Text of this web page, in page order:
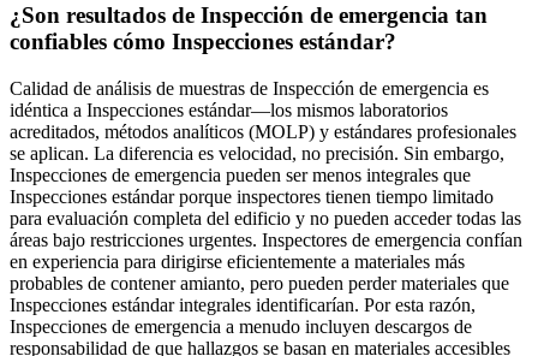
¿Son resultados de Inspección de emergencia tan
confiables cómo Inspecciones estándar?
Calidad de análisis de muestras de Inspección de emergencia es
idéntica a Inspecciones estándar—los mismos laboratorios
acreditados, métodos analíticos (MOLP) y estándares profesionales
se aplican. La diferencia es velocidad, no precisión. Sin embargo,
Inspecciones de emergencia pueden ser menos integrales que
Inspecciones estándar porque inspectores tienen tiempo limitado
para evaluación completa del edificio y no pueden acceder todas las
áreas bajo restricciones urgentes. Inspectores de emergencia confían
en experiencia para dirigirse eficientemente a materiales más
probables de contener amianto, pero pueden perder materiales que
Inspecciones estándar integrales identificarían. Por esta razón,
Inspecciones de emergencia a menudo incluyen descargos de
responsabilidad de que hallazgos se basan en materiales accesibles